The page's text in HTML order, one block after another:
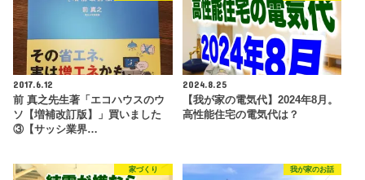
2017.6.12
前 真之先生著「エコハウスのウ
ソ【増補改訂版】」買いました
③【サッシ業界…
2024.8.25
【我が家の電気代】2024年8月。
高性能住宅の電気代は？
家づくり 我が家のお話